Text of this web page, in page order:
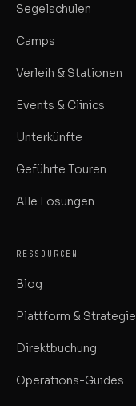
Segelschulen
Camps
Verleih & Stationen
Events & Clinics
Unterkünfte
Geführte Touren
Alle Lösungen
RESSOURCEN
Blog
Plattform & Strategie
Direktbuchung
Operations-Guides